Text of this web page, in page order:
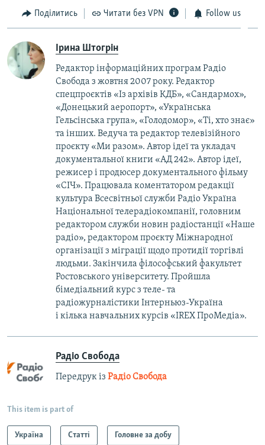
Поділитись Читати без VPN Follow us
Ірина Штогрін
Редактор інформаційних програм Радіо
Свобода з жовтня 2007 року. Редактор
спецпроєктів «Із архівів КДБ», «Сандармох»,
«Донецький аеропорт», «Українська
Гельсінська група», «Голодомор», «Ті, хто знає»
та інших. Ведуча та редактор телевізійного
проєкту «Ми разом». Автор ідеї та укладач
документальної книги «АД 242». Автор ідеї,
режисер і продюсер документального фільму
«СІЧ». Працювала коментатором редакції
культура Всесвітньої служби Радіо Україна
Національної телерадіокомпанії, головним
редактором служби новин радіостанції «Наше
радіо», редактором проєкту Міжнародної
організації з міграції щодо протидії торгівлі
людьми. Закінчила філософський факультет
Ростовського університету. Пройшла
бімедіальний курс з теле- та
радіожурналістики Інтерньюз-Україна
і кілька навчальних курсів «IREX ПроМедіа».
Радіо Свобода
Передрук із Радіо Свобода
This item is part of
Україна Статті Головне за добу